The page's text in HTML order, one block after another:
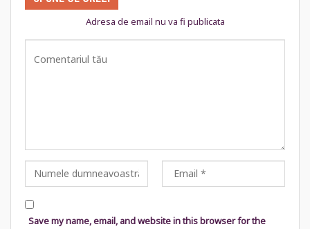
Adresa de email nu va fi publicata
Save my name, email, and website in this browser for the